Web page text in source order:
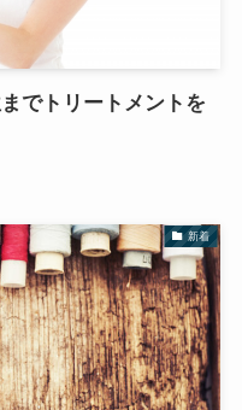
でトリートメントを
新着